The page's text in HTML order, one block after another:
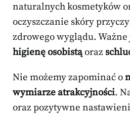
naturalnych kosmetyków
oczyszczanie skóry
zdrowego wyglądu.
higienę osobistąoraz
Nie możemy zapominać o
wymiarze atrakcyjności.
oraz pozytywne